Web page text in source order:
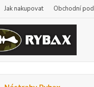
Jak nakupovat Obchodní